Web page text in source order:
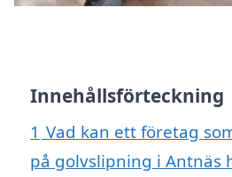
Innehållsförteckning
1 Vad kan ett företag
på golvslipning i Antnäs